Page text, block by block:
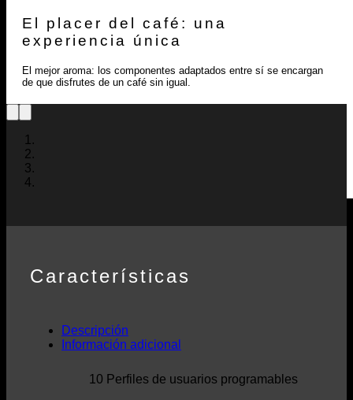
El placer del café: una
experiencia única
El mejor aroma: los componentes adaptados entre sí se encargan
de que disfrutes de un café sin igual.
Características
Descripción
Información adicional
10 Perfiles de usuarios programables